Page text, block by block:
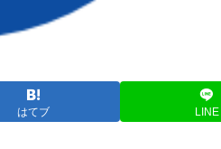
はてブ LINE